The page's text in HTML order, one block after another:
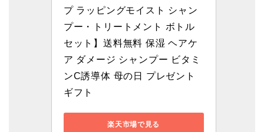
プ ラッピングモイスト シャン
プー・トリートメント ボトル
セット】送料無料 保湿 ヘアケ
ア ダメージ シャンプー ビタミ
ンC誘導体 母の日 プレゼント
ギフト
楽天市場で見る